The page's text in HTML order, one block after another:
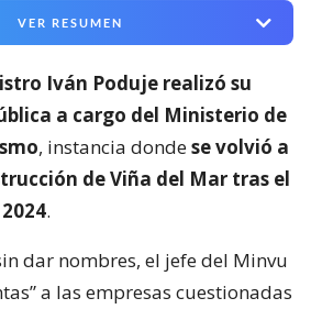
VER RESUMEN
Iván Poduje realizó su
a cargo del Ministerio de
, instancia dondese volvió a
de Viña del Mar tras el
.
dar nombres, el jefe del Minvu
a las empresas cuestionadas